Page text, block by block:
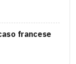
francese